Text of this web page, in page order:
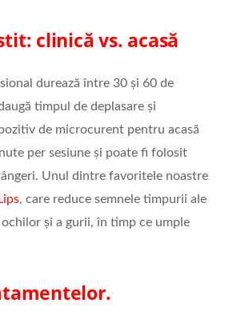
clinică vs. acasă
durează între 30 și 60 de
timpul de deplasare și
de microcurent pentru acasă
per sesiune și poate fi folosit
Unul dintre favoritele noastre
, care reduce semnele timpurii ale
și a gurii, în timp ce umple